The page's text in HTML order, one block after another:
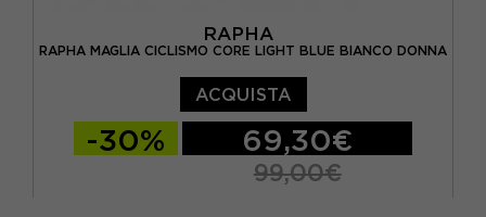
RAPHA
RAPHA MAGLIA CICLISMO CORE LIGHT BLUE BIANCO DONNA
ACQUISTA
-30% 69,30€
99,00€